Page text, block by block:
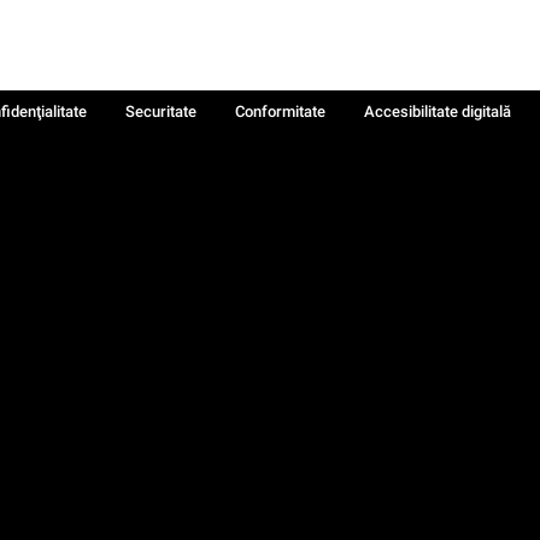
Securitate Conformitate
Accesibilitate digitală